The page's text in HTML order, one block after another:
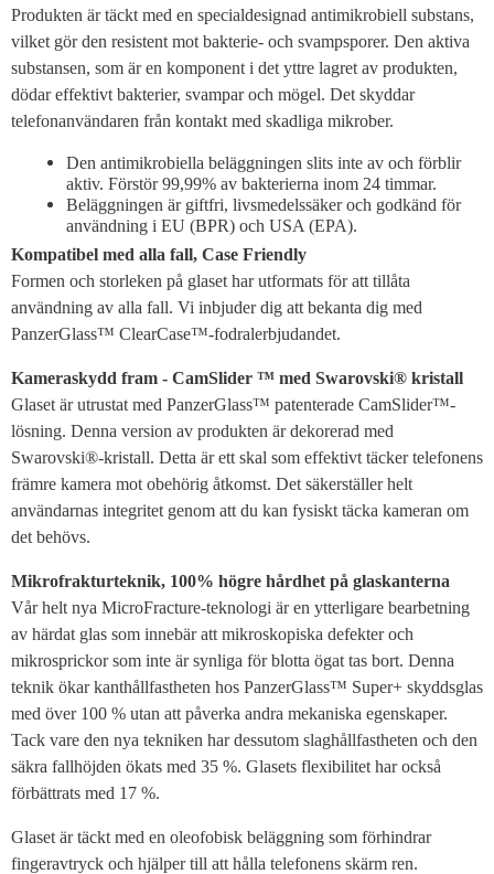
Produkten är täckt med en specialdesignad antimikrobiell substans,
vilket gör den resistent mot bakterie- och svampsporer. Den aktiva
substansen, som är en komponent i det yttre lagret av produkten,
dödar effektivt bakterier, svampar och mögel. Det skyddar
telefonanvändaren från kontakt med skadliga mikrober.
Den antimikrobiella beläggningen slits inte av och förblir
aktiv. Förstör 99,99% av bakterierna inom 24 timmar.
Beläggningen är giftfri, livsmedelssäker och godkänd för
användning i EU (BPR) och USA (EPA).
Kompatibel med alla fall, Case Friendly
Formen och storleken på glaset har utformats för att tillåta
användning av alla fall. Vi inbjuder dig att bekanta dig med
PanzerGlass™ ClearCase™-fodralerbjudandet.
Kameraskydd fram - CamSlider ™ med Swarovski® kristall
Glaset är utrustat med PanzerGlass™ patenterade CamSlider™-
lösning. Denna version av produkten är dekorerad med
Swarovski®-kristall. Detta är ett skal som effektivt täcker telefonens
främre kamera mot obehörig åtkomst. Det säkerställer helt
användarnas integritet genom att du kan fysiskt täcka kameran om
det behövs.
Mikrofrakturteknik, 100% högre hårdhet på glaskanterna
Vår helt nya MicroFracture-teknologi är en ytterligare bearbetning
av härdat glas som innebär att mikroskopiska defekter och
mikrosprickor som inte är synliga för blotta ögat tas bort. Denna
teknik ökar kanthållfastheten hos PanzerGlass™ Super+ skyddsglas
med över 100 % utan att påverka andra mekaniska egenskaper.
Tack vare den nya tekniken har dessutom slaghållfastheten och den
säkra fallhöjden ökats med 35 %. Glasets flexibilitet har också
förbättrats med 17 %.
Glaset är täckt med en oleofobisk beläggning som förhindrar
fingeravtryck och hjälper till att hålla telefonens skärm ren.